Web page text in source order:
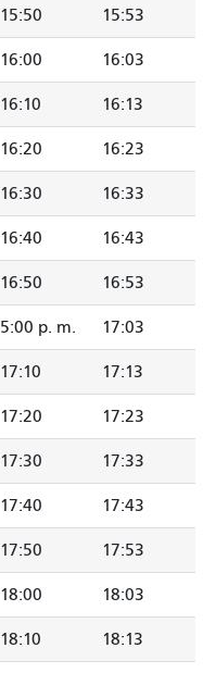
15:50 15:53
16:00 16:03
16:10 16:13
16:20 16:23
16:30 16:33
16:40 16:43
16:50 16:53
5:00 p. m. 17:03
17:10 17:13
17:20 17:23
17:30 17:33
17:40 17:43
17:50 17:53
18:00 18:03
18:10 18:13